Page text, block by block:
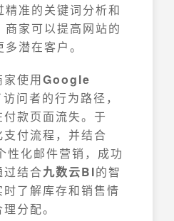
精准的关键词分析和
商家可以提高网站的
潜在客户。
使用Google
问者的行为路径，
款页面流失。于
付流程，并结合
性化邮件营销，成功
结合九数云BI的智
了解库存和销售情
分配。